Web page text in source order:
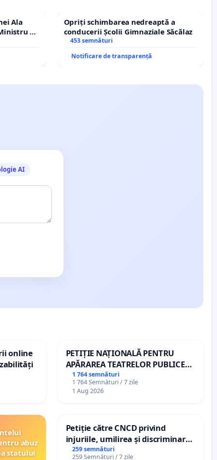
Ala
al
Opriți schimbarea nedreaptă a
conducerii Școlii Gimnaziale Săcălaz
453 semnături
Notificare de transparență
AI
online
PETIȚIE NAȚIONALĂ PENTRU
APĂRAREA TEATRELOR PUBLICE
DE REPERTORIU DIN ROMÂNIA
1 764 semnături
1 764 Semnături / 7 zile
1 Aug 2026
abuz
statului
Petiție către CNCD privind
injuriile, umilirea și discriminarea
persoanelor cu dizabilități de
259 semnături
259 Semnături / 7 zile